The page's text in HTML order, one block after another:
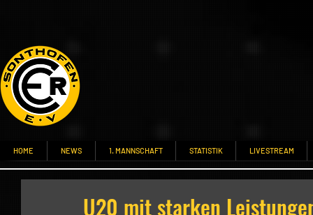
HOME NEWS 1. MANNSCHAFT STATISTIK LIVESTREAM
U20 mit starken